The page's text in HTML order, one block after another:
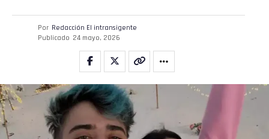
Por Redacción El intransigente
Publicado 24 mayo, 2026
Whatsapp
Email